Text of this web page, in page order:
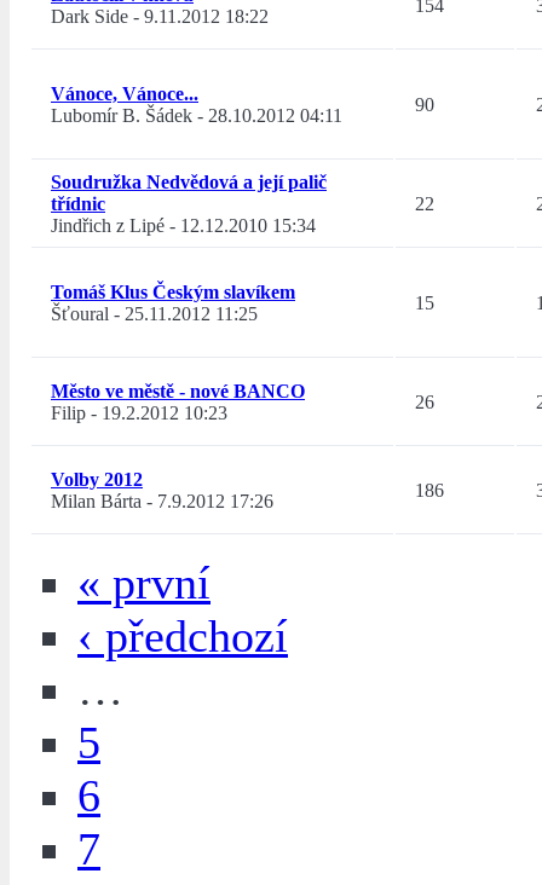
Dark Side - 9.11.2012 18:22
154
Vánoce, Vánoce...
Lubomír B. Šádek - 28.10.2012 04:11
90
Soudružka Nedvědová a její palič
třídnic
Jindřich z Lipé - 12.12.2010 15:34
22
Tomáš Klus Českým slavíkem
Šťoural - 25.11.2012 11:25
15
Město ve městě - nové BANCO
Filip - 19.2.2012 10:23
26
Volby 2012
Milan Bárta - 7.9.2012 17:26
186
« první
‹ předchozí
…
5
6
7